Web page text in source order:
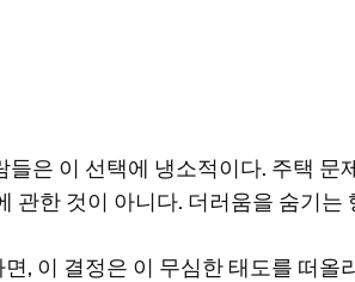
들은 이 선택에 냉소적이다. 주택
관한 것이 아니다. 더러움을 숨기
, 이 결정은 이 무심한 태도를 떠